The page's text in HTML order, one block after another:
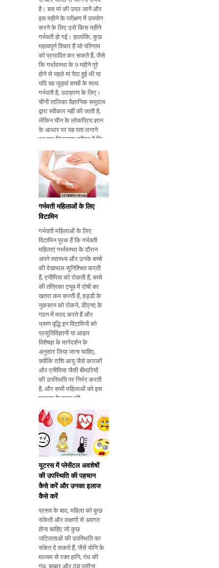
है। बस मां की उम्र जानें और
इस महीने के परीक्षण में उपयोग
करने के लिए उसे किस महीने
गर्भवती हो गई। हालांकि, कुछ
महत्वपूर्ण विचार हैं जो परिणाम
को प्रभावित कर सकते हैं, जैसे
कि गर्भावस्था के 9 महीने पूरे
होने से पहले मां पैदा हुई थी या
यदि वह जुड़वां बच्चों के साथ
गर्भवती है, उदाहरण के लिए।
चीनी तालिका वैज्ञानिक समुदाय
द्वारा स्वीकार नहीं की जाती है,
लेकिन चीन के लोकप्रिय ज्ञान
के आधार पर यह पता लगाने
का एक दिलचस्प तरीका है कि
अपेक्षा कर रहे हैं या नहीं। बच्चे
के लिंग का पता लग
गर्भवती महिलाओं के लिए
विटामिन
गर्भवती महिलाओं के लिए
विटामिन पूरक हैं कि गर्भवती
महिलाएं गर्भावस्था के दौरान
अपने स्वास्थ्य और उनके बच्चे
की देखभाल सुनिश्चित करती
हैं, एनीमिया को रोकती हैं, बच्चे
की तंत्रिका ट्यूब में दोषों का
खतरा कम करती हैं, हड्डी के
नुकसान को रोकने, डीएनए के
गठन में मदद करते हैं और
भ्रूण वृद्धि इन विटामिनों को
प्रसूतिविज्ञानी या आहार
विशेषज्ञ के मार्गदर्शन के
अनुसार लिया जाना चाहिए,
क्योंकि राशि आयु जैसे कारकों
और एनीमिया जैसी बीमारियों
की उपस्थिति पर निर्भर करती
है, और सभी महिलाओं को इस
प्रकार के पूरक की
गर्भवती महिलाओं के लिए सबसे
अधिक अनुशंसित विटामिन की
खुराक कुछ गर्भवती महिला
यूटरस में प्लेसेंटल अवशेषों
की उपस्थिति की पहचान
कैसे करें और उनका इलाज
कैसे करें
प्रसव के बाद, महिला को कुछ
संकेतों और लक्षणों से अवगत
होना चाहिए जो कुछ
जटिलताओं की उपस्थिति का
संकेत दे सकते हैं, जैसे योनि के
माध्यम से रक्त हानि, गंध की
गंध, बुखार और ठंड पसीना